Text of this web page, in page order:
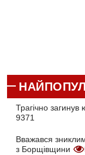
Трагічно
9371
Вважався
з Борщівщини